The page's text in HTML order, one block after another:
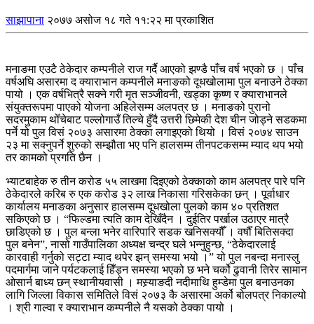
साझापाना २०७७ असोज १८ गते ११:२२ मा प्रकाशित
मनाङमा एउटै ठेकेदार कम्पनीले राज गर्दै आएको झण्डै पाँच वर्ष भएको छ । पाँच
वर्षअघि असारमा द क्याराभान कम्पनीले मनाङको दूधखोलामा पुल बनाउने ठेक्का
पायो । एक वर्षभित्रै सक्ने गरी मृत सञ्जीवनी, खड्का कृष्ण र क्याराभानले
संयुक्तरूपमा पाएको योजना अहिलेसम्म अलपत्र छ । मनाङको पुरानो
सदरमुकाम थोँचेबाट पल्लोगाउँ तिल्चे हुँदै उत्तरी छिमेकी देश चीन जोड्ने सडकमा
पर्ने यो पुल विसं २०७३ असारमा ठेक्का लगाइएको थियो । विसं २०७४ साउन
२३ मा सक्नुपर्ने शुरुको सम्झौता भए पनि हालसम्म तीनपटकसम्म म्याद थप भयो
तर कामको प्रगति छैन ।
भ्याटबाहेक रु तीन करोड ५५ लाखमा दिइएको ठेक्काको काम अलपत्र पारे पनि
ठेकेदारले करिब रु एक करोड ३२ लाख निकासा गरिसकेका छन् । पूर्वाधार
कार्यालय मनाङका अनुसार हालसम्म दूधखोला पुलको काम ४० प्रतिशत
सकिएको छ । “फिल्डमा त्यति काम देखिँदैन । दुईतिर पर्खाल उठाएर मात्रै
छाडिएको छ । पुल बन्ला भनेर वारिपारि सडक खनिसक्यौँ । वर्षौँ बितिसक्दा
पुल बनेन”, नासो गाउँपालिका अध्यक्ष चन्द्र घले भन्नुहुन्छ, “ठेकेदारलाई
कारवाही गर्नुको सट्टा म्याद थपेर झन् समस्या भयो ।” यो पुल नबन्दा मनास्लु
पदमार्गमा जाने पर्यटकलाई हिँड्न समस्या भएको छ भने चर्को ढुवानी तिरेर सामान
ओसार्न बाध्य छन् स्थानीयवासी । मस्र्याङदी नदीमाथि हुम्डेमा पुल बनाउनका
लागि जिल्ला विकास समितिले विसं २०७३ कै असारमा अर्को बोलपत्र निकाल्यो
। श्री गाल्वा र क्याराभान कम्पनीले नै यसको ठेक्का पायो ।